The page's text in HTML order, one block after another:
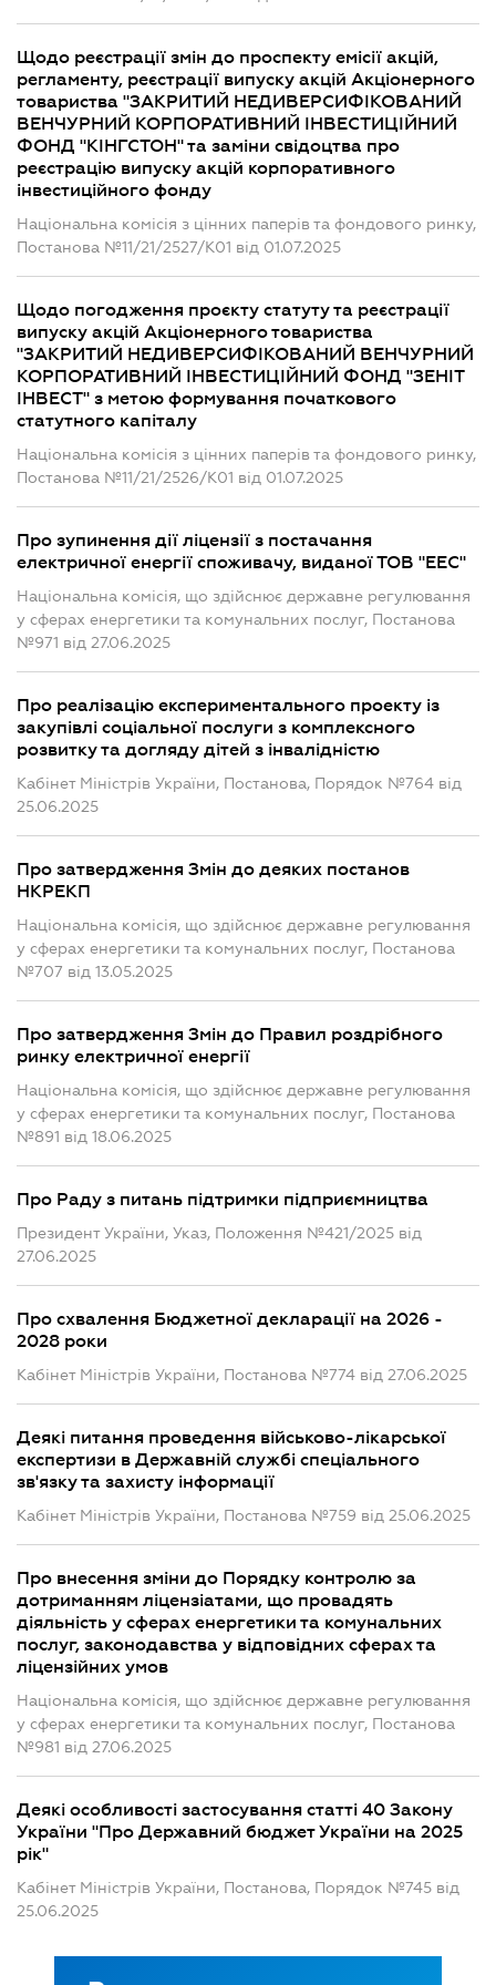
Щодо реєстрації змін до проспекту емісії акцій,
регламенту, реєстрації випуску акцій Акціонерного
товариства "ЗАКРИТИЙ НЕДИВЕРСИФІКОВАНИЙ
ВЕНЧУРНИЙ КОРПОРАТИВНИЙ ІНВЕСТИЦІЙНИЙ
ФОНД "КІНГСТОН" та заміни свідоцтва про
реєстрацію випуску акцій корпоративного
інвестиційного фонду
Національна комісія з цінних паперів та фондового ринку,
Постанова №11/21/2527/К01 від 01.07.2025
Щодо погодження проєкту статуту та реєстрації
випуску акцій Акціонерного товариства
"ЗАКРИТИЙ НЕДИВЕРСИФІКОВАНИЙ ВЕНЧУРНИЙ
КОРПОРАТИВНИЙ ІНВЕСТИЦІЙНИЙ ФОНД "ЗЕНІТ
ІНВЕСТ" з метою формування початкового
статутного капіталу
Національна комісія з цінних паперів та фондового ринку,
Постанова №11/21/2526/К01 від 01.07.2025
Про зупинення дії ліцензії з постачання
електричної енергії споживачу, виданої ТОВ "ЕЕС"
Національна комісія, що здійснює державне регулювання
у сферах енергетики та комунальних послуг, Постанова
№971 від 27.06.2025
Про реалізацію експериментального проекту із
закупівлі соціальної послуги з комплексного
розвитку та догляду дітей з інвалідністю
Кабінет Міністрів України, Постанова, Порядок №764 від
25.06.2025
Про затвердження Змін до деяких постанов
НКРЕКП
Національна комісія, що здійснює державне регулювання
у сферах енергетики та комунальних послуг, Постанова
№707 від 13.05.2025
Про затвердження Змін до Правил роздрібного
ринку електричної енергії
Національна комісія, що здійснює державне регулювання
у сферах енергетики та комунальних послуг, Постанова
№891 від 18.06.2025
Про Раду з питань підтримки підприємництва
Президент України, Указ, Положення №421/2025 від
27.06.2025
Про схвалення Бюджетної декларації на 2026 -
2028 роки
Кабінет Міністрів України, Постанова №774 від 27.06.2025
Деякі питання проведення військово-лікарської
експертизи в Державній службі спеціального
зв'язку та захисту інформації
Кабінет Міністрів України, Постанова №759 від 25.06.2025
Про внесення зміни до Порядку контролю за
дотриманням ліцензіатами, що провадять
діяльність у сферах енергетики та комунальних
послуг, законодавства у відповідних сферах та
ліцензійних умов
Національна комісія, що здійснює державне регулювання
у сферах енергетики та комунальних послуг, Постанова
№981 від 27.06.2025
Деякі особливості застосування статті 40 Закону
України "Про Державний бюджет України на 2025
рік"
Кабінет Міністрів України, Постанова, Порядок №745 від
25.06.2025